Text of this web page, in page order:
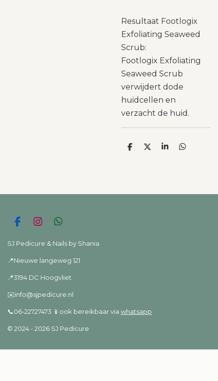
Resultaat Footlogix
Exfoliating Seaweed
Scrub:
Footlogix Exfoliating
Seaweed Scrub
verwijdert dode
huidcellen en
verzacht de huid.
D
D
S
D
F
c
b
o
k
I
s
a
r
a
m
W
a
s
p
SJ Pedicure & Nails by Shania
📍Nieuwe langeweg 121
📍3194 DC Hoogvliet
✉️info@sjpedicure.nl
📞06-22727473 📱ook bereikbaar via whatsapp
© 2024 - 2026 SJ Pedicure